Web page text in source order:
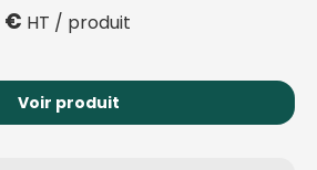
€ HT / produit
Voir produit